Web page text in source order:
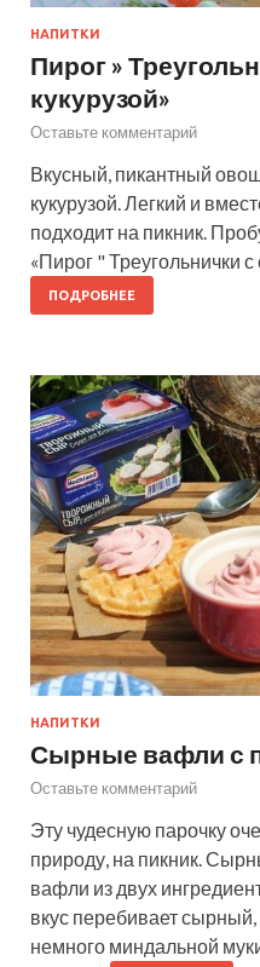
НАПИТКИ
Пирог »
кукурузой»
Оставьте комментарий
Вкусный, пикантный
кукурузой. Легкий и
подходит на пикник.
«Пирог " Треугольнички
ПОДРОБНЕЕ
НАПИТКИ
Сырные вафли с
Оставьте комментарий
Эту чудесную парочку
природу, на пикник.
вафли из двух
вкус перебивает
немного миндальной